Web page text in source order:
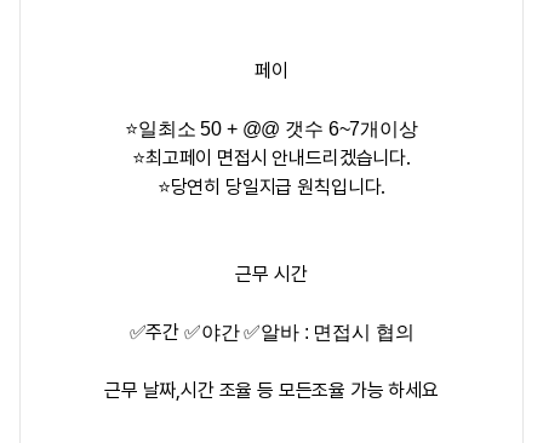
페이
⭐️일최소 50 + @@ 갯수 6~7개이상
⭐️최고페이 면접시 안내드리겠습니다.
⭐️당연히 당일지급 원칙입니다.
근무 시간
✅주간 ✅야간✅알바 : 면접시 협의
근무 날짜,시간 조율 등 모든조율 가능 하세요